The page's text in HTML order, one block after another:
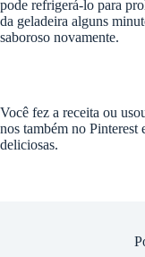
pode refrigerá-lo para
da geladeira alguns
saboroso novamente.
Você fez a receita ou
nos também no Pinterest
deliciosas.